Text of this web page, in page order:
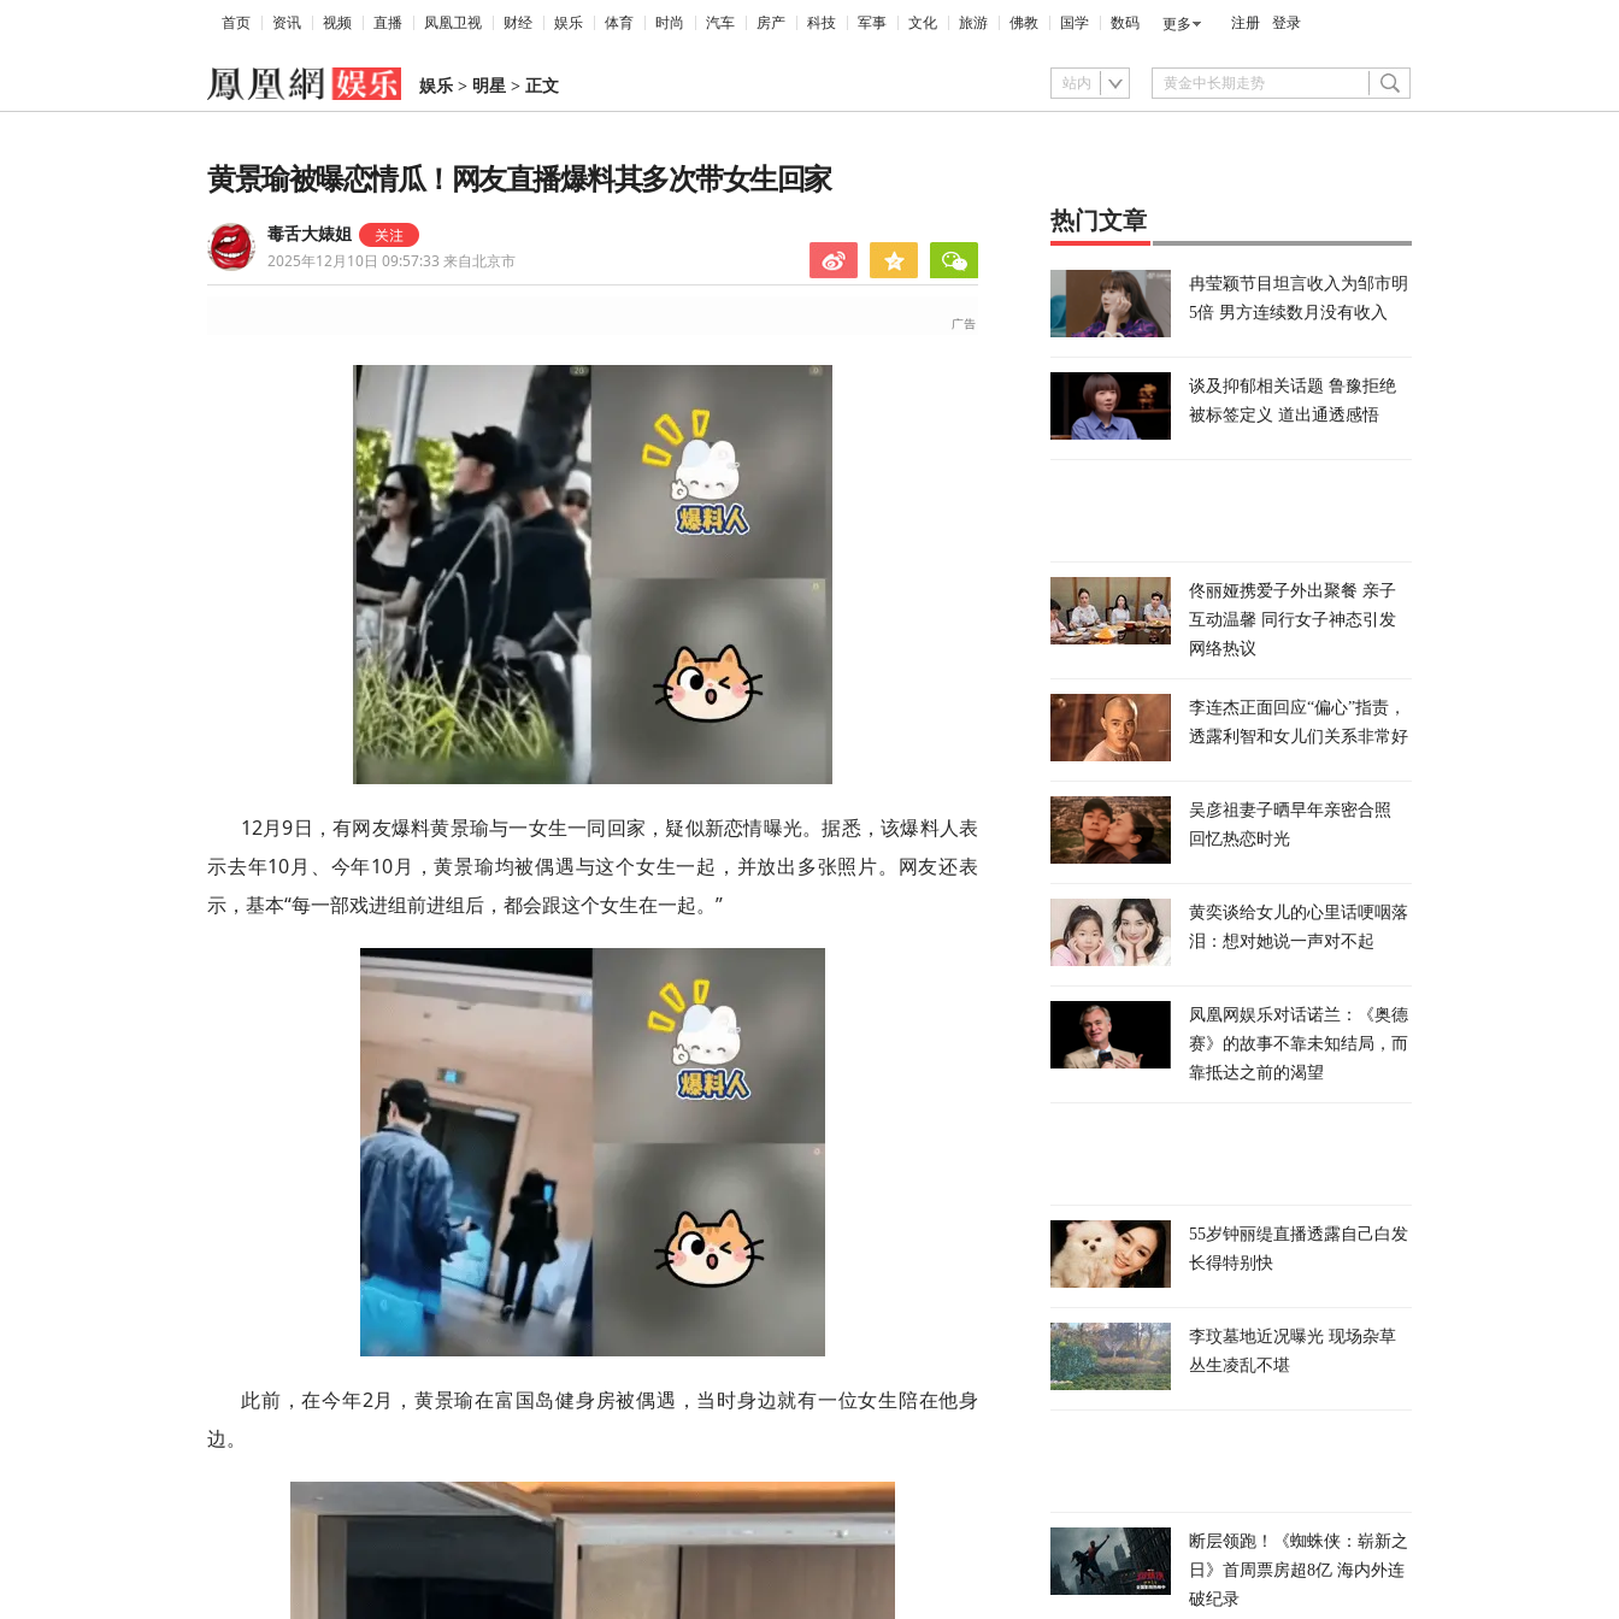
首页 资讯 视频 直播 凤凰卫视 财经 娱乐 体育 时尚 汽车 房产 科技 军事 文化 旅游 佛教 国学 数码 更多 注册 登录
娱乐 > 明星 > 正文 站内
黄景瑜被曝恋情瓜！网友直播爆料其多次带女生回家
毒舌大婊姐
2025年12月10日 09:57:33 来自北京市
12月9日，有网友爆料黄景瑜与一女生一同回家，疑似新恋情曝光。据悉，该爆料人表
示去年10月、今年10月，黄景瑜均被偶遇与这个女生一起，并放出多张照片。网友还表
示，基本“每一部戏进组前进组后，都会跟这个女生在一起。”
此前，在今年2月，黄景瑜在富国岛健身房被偶遇，当时身边就有一位女生陪在他身
边。
热门文章
冉莹颖节目坦言收入为邹市明
5倍 男方连续数月没有收入
谈及抑郁相关话题 鲁豫拒绝
被标签定义 道出通透感悟
佟丽娅携爱子外出聚餐 亲子
互动温馨 同行女子神态引发
网络热议
李连杰正面回应“偏心”指责，
透露利智和女儿们关系非常好
吴彦祖妻子晒早年亲密合照
回忆热恋时光
黄奕谈给女儿的心里话哽咽落
泪：想对她说一声对不起
凤凰网娱乐对话诺兰：《奥德
赛》的故事不靠未知结局，而
靠抵达之前的渴望
55岁钟丽缇直播透露自己白发
长得特别快
李玟墓地近况曝光 现场杂草
丛生凌乱不堪
断层领跑！《蜘蛛侠：崭新之
日》首周票房超8亿 海内外连
破纪录